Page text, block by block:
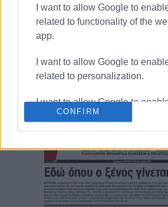
I want to allow Google to
related to functionality of the
app.
I want to allow Google to
related to personalization.
I want to allow Google to
related to security, including
authentication functionality and
CONFIRM
Ακολουθήστε το enimerosi στο